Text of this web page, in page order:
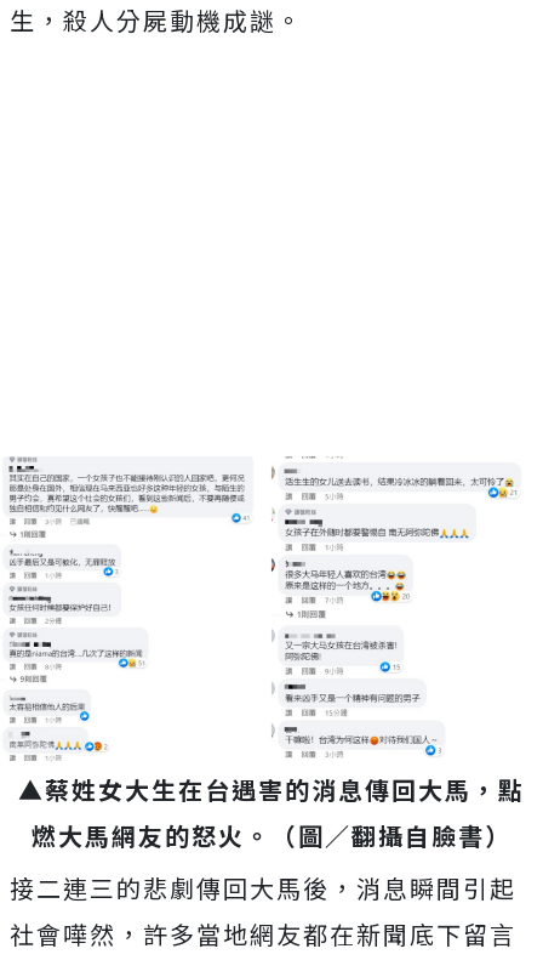
生，殺人分屍動機成謎。
▲蔡姓女大生在台遇害的消息傳回大馬，點
燃大馬網友的怒火。（圖／翻攝自臉書）
接二連三的悲劇傳回大馬後，消息瞬間引起
社會嘩然，許多當地網友都在新聞底下留言